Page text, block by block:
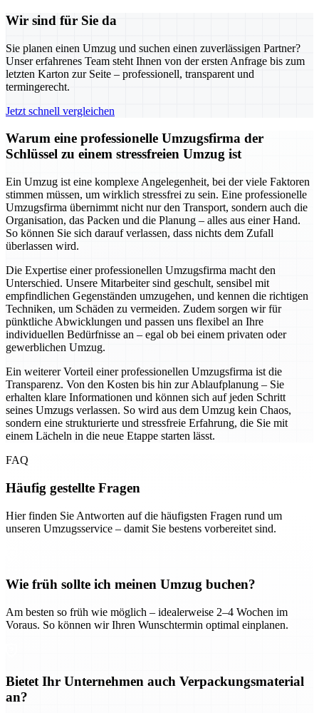
Wir sind für Sie da
Sie planen einen Umzug und suchen einen zuverlässigen Partner?
Unser erfahrenes Team steht Ihnen von der ersten Anfrage bis zum
letzten Karton zur Seite – professionell, transparent und
termingerecht.
Jetzt schnell vergleichen
Warum eine professionelle Umzugsfirma der
Schlüssel zu einem stressfreien Umzug ist
Ein Umzug ist eine komplexe Angelegenheit, bei der viele Faktoren
stimmen müssen, um wirklich stressfrei zu sein. Eine professionelle
Umzugsfirma übernimmt nicht nur den Transport, sondern auch die
Organisation, das Packen und die Planung – alles aus einer Hand.
So können Sie sich darauf verlassen, dass nichts dem Zufall
überlassen wird.
Die Expertise einer professionellen Umzugsfirma macht den
Unterschied. Unsere Mitarbeiter sind geschult, sensibel mit
empfindlichen Gegenständen umzugehen, und kennen die richtigen
Techniken, um Schäden zu vermeiden. Zudem sorgen wir für
pünktliche Abwicklungen und passen uns flexibel an Ihre
individuellen Bedürfnisse an – egal ob bei einem privaten oder
gewerblichen Umzug.
Ein weiterer Vorteil einer professionellen Umzugsfirma ist die
Transparenz. Von den Kosten bis hin zur Ablaufplanung – Sie
erhalten klare Informationen und können sich auf jeden Schritt
seines Umzugs verlassen. So wird aus dem Umzug kein Chaos,
sondern eine strukturierte und stressfreie Erfahrung, die Sie mit
einem Lächeln in die neue Etappe starten lässt.
FAQ
Häufig gestellte Fragen
Hier finden Sie Antworten auf die häufigsten Fragen rund um
unseren Umzugsservice – damit Sie bestens vorbereitet sind.
Wie früh sollte ich meinen Umzug buchen?
Am besten so früh wie möglich – idealerweise 2–4 Wochen im
Voraus. So können wir Ihren Wunschtermin optimal einplanen.
Bietet Ihr Unternehmen auch Verpackungsmaterial
an?